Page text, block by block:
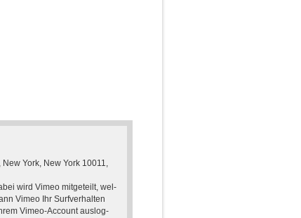
York, New York 10011,
wird Vimeo mit­ge­teilt, wel­
Vimeo Ihr Surf­ver­hal­ten
Vimeo-Ac­count aus­log­